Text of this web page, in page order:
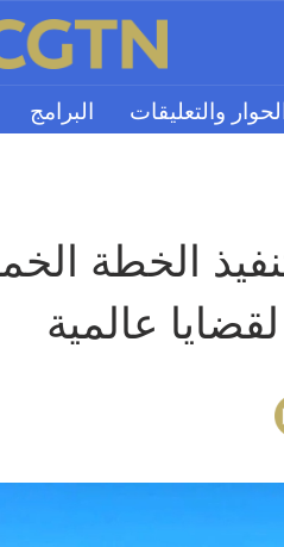
والتعليقات البرامج
عالمية